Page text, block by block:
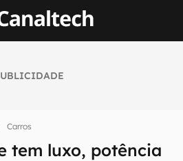
Carros
tem luxo, potência
tecnologia em primeira